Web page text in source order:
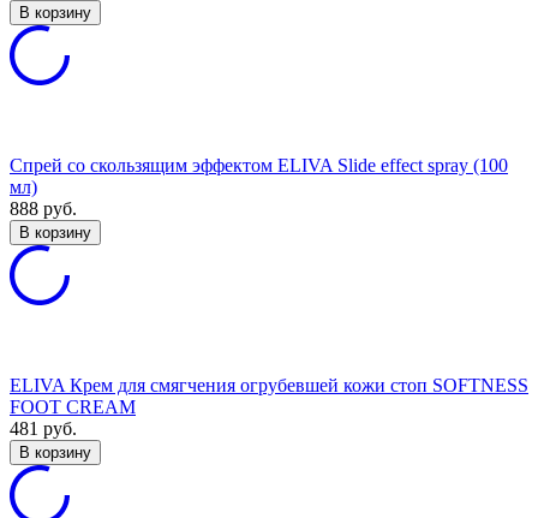
В корзину
Спрей со скользящим эффектом ELIVA Slide effect spray (100
мл)
888 руб.
В корзину
ELIVA Крем для смягчения огрубевшей кожи стоп SOFTNESS
FOOT CREAM
481 руб.
В корзину